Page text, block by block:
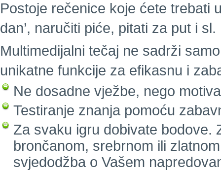
Postoje rečenice koje ćete trebati
dan’, naručiti piće, pitati za put i sl.
Multimedijalni tečaj ne sadrži
unikatne funkcije za efikasnu i
Ne dosadne vježbe, nego
Testiranje znanja pomoću
Za svaku igru dobivate bodove.
brončanom, srebrnom ili
svjedodžba o Vašem